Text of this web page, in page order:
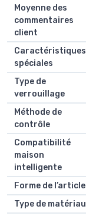
Moyenne des
commentaires
client
Caractéristiques
spéciales
Type de
verrouillage
Méthode de
contrôle
Compatibilité
maison
intelligente
Forme de l’article
Type de matériau